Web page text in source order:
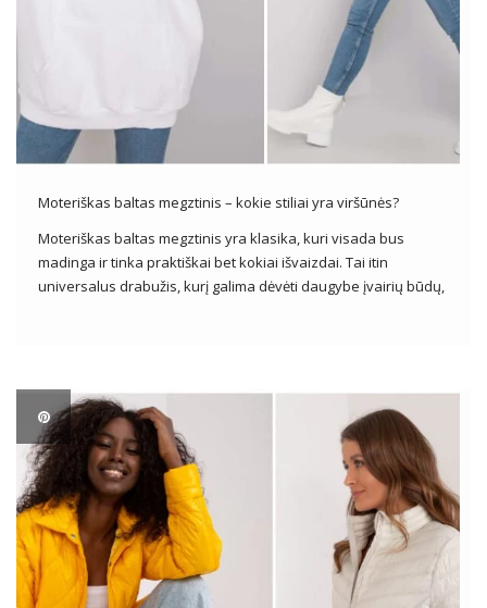
Moteriškas baltas megztinis – kokie stiliai yra viršūnės?
Moteriškas baltas megztinis yra klasika, kuri visada bus
madinga ir tinka praktiškai bet kokiai išvaizdai. Tai itin
universalus drabužis, kurį galima dėvėti daugybe įvairių būdų,